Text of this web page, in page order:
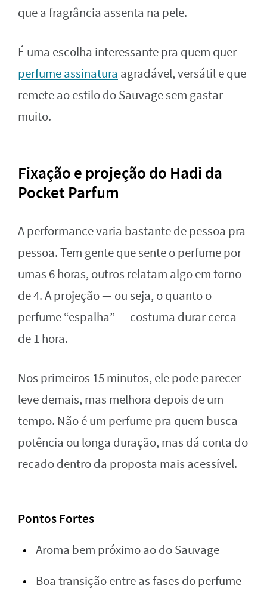
que a fragrância assenta na pele.
É uma escolha interessante pra quem quer
perfume assinatura agradável, versátil e que
remete ao estilo do Sauvage sem gastar
muito.
Fixação e projeção do Hadi da
Pocket Parfum
A performance varia bastante de pessoa pra
pessoa. Tem gente que sente o perfume por
umas 6 horas, outros relatam algo em torno
de 4. A projeção — ou seja, o quanto o
perfume “espalha” — costuma durar cerca
de 1 hora.
Nos primeiros 15 minutos, ele pode parecer
leve demais, mas melhora depois de um
tempo. Não é um perfume pra quem busca
potência ou longa duração, mas dá conta do
recado dentro da proposta mais acessível.
Pontos Fortes
Aroma bem próximo ao do Sauvage
Boa transição entre as fases do perfume